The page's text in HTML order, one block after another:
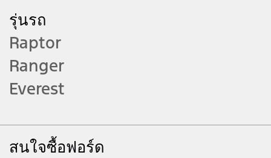
รุ่นรถ
Raptor
Ranger
Everest
สนใจซื้อฟอร์ด